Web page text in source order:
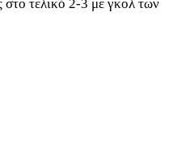
στο τελικό 2-3 με γκολ των